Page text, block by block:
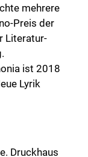
mehrere
Preis der
Literatur-
ist 2018
Lyrik
Druckhaus